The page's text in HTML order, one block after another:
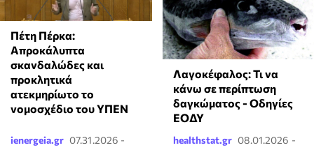
Πέτη Πέρκα:
Απροκάλυπτα
σκανδαλώδες και
προκλητικά
ατεκμηρίωτο το
νομοσχέδιο του ΥΠΕΝ
ienergeia.gr 07.31.2026 -
Λαγοκέφαλος: Τι να
κάνω σε περίπτωση
δαγκώματος - Οδηγίες
ΕΟΔΥ
healthstat.gr 08.01.2026 -